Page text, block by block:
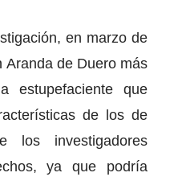
en marzo de
Aranda de Duero más
estupefaciente que
de los de
los investigadores
ya que podría